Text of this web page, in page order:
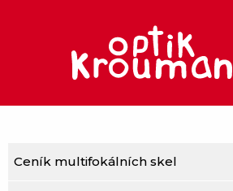
Ceník multifokálních skel